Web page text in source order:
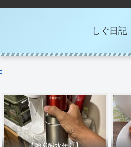
しぐ日記
-